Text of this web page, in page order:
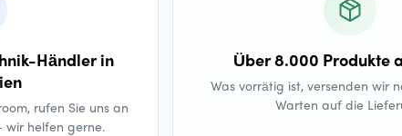
Händler in
rufen Sie uns an
wir helfen gerne.
Über 8.000 Produkte
Was vorrätig ist, versenden wir
Warten auf die